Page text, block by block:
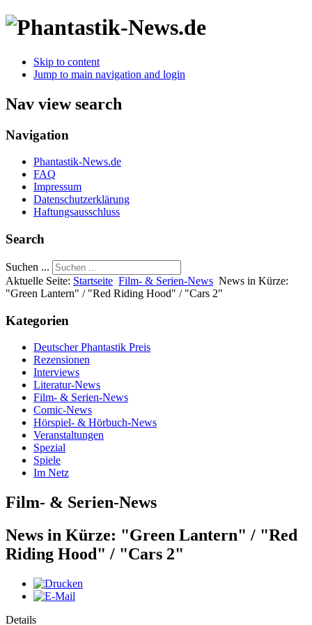
Skip to content
Jump to main navigation and login
Nav view search
Navigation
Phantastik-News.de
FAQ
Impressum
Datenschutzerklärung
Haftungsausschluss
Search
Suchen ...
Aktuelle Seite: Startseite Film- & Serien-News News in Kürze:
"Green Lantern" / "Red Riding Hood" / "Cars 2"
Kategorien
Deutscher Phantastik Preis
Rezensionen
Interviews
Literatur-News
Film- & Serien-News
Comic-News
Hörspiel- & Hörbuch-News
Veranstaltungen
Spezial
Spiele
Im Netz
Film- & Serien-News
News in Kürze: "Green Lantern" / "Red
Riding Hood" / "Cars 2"
Details